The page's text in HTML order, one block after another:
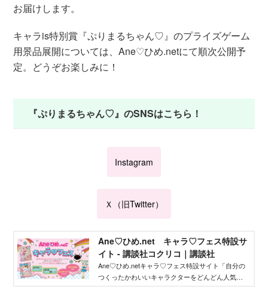
お届けします。
キャラis特別賞『ぷりまるちゃん♡』のプライズゲーム
用景品展開については、Ane♡ひめ.netにて順次公開予
定。どうぞお楽しみに！
『ぷりまるちゃん♡』のSNSはこちら！
Instagram
Ｘ（旧Twitter）
Ane♡ひめ.net キャラ♡フェス特設サ
イト - 講談社コクリコ｜講談社
Ane♡ひめ.netキャラ♡フェス特設サイト「自分の
つくったかわいいキャラクターをどんどん人気者